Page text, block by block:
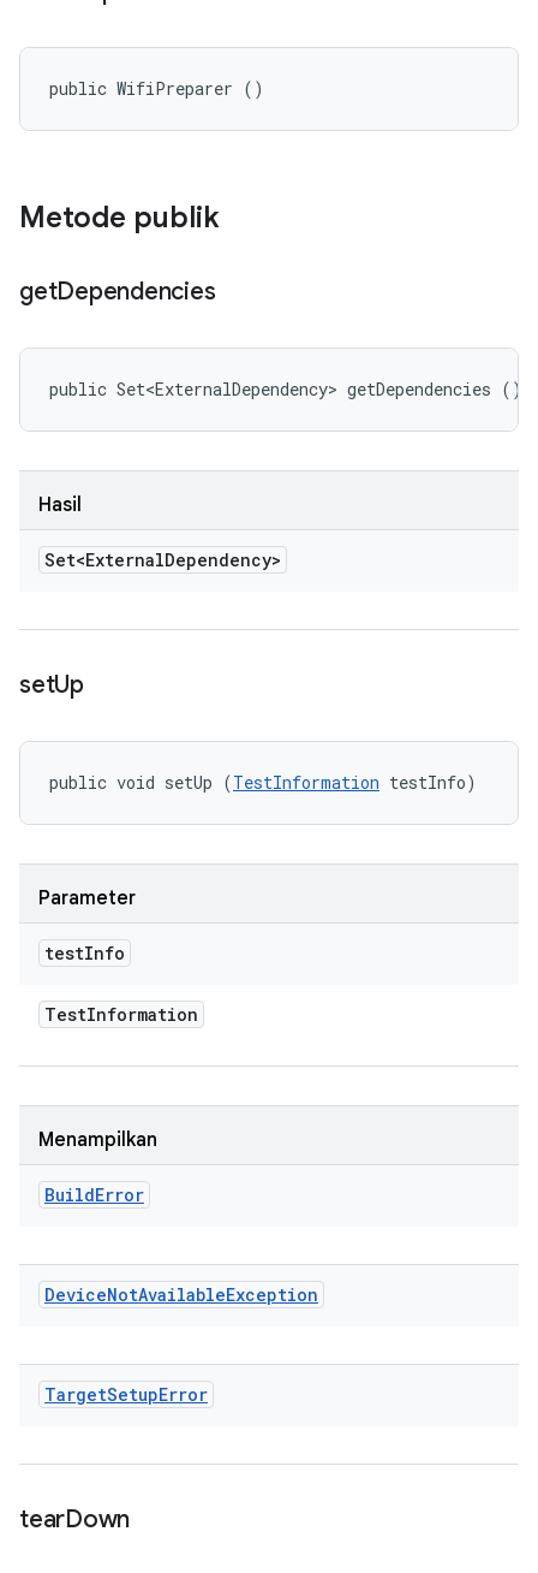
public WifiPreparer ()
Metode publik
getDependencies
public Set<ExternalDependency> getDependencies ()
Hasil
Set<ExternalDependency>
setUp
public void setUp (TestInformation testInfo)
Parameter
testInfo
TestInformation
Menampilkan
BuildError
DeviceNotAvailableException
TargetSetupError
tearDown